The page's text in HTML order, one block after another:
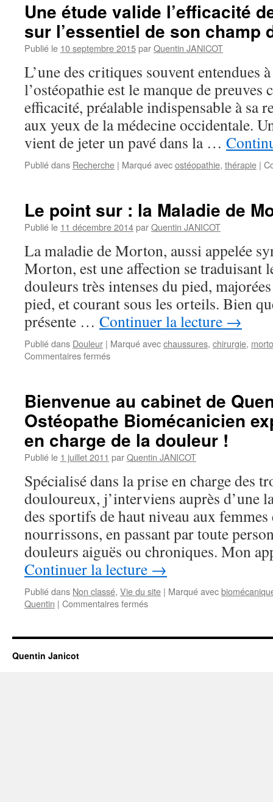
du
Olympique
restent
assurées
pendant
le
Une étude valide l’efficacité
sur l’essentiel de son champ
Publié le 10 septembre 2015parQuentin JANICOT
L’une des critiques souvent entendues
l’ostéopathie est le manque de preuves
efficacité, préalable indispensable à sa
aux yeux de la médecine occidentale.
vient de jeter un pavé dans la …
Publié dans Recherche | Marqué avecostéopathie, thérapie |
Le point sur : la Maladie de
Publié le 11 décembre 2014parQuentin JANICOT
La maladie de Morton, aussi appelée
Morton, est une affection se traduisant
douleurs très intenses du pied,
pied, et courant sous les orteils. Bien
présente … Continuer la lecture →
Publié dans Douleur | Marqué avecchaussures, chirurgie,
Commentaires ferméssur
:
la
Maladie
de
Morton.
Bienvenue au cabinet de
Ostéopathe Biomécanicien
en charge de la douleur !
Publié le 1 juillet 2011 parQuentin JANICOT
Spécialisé dans la prise en charge des
douloureux, j’interviens auprès d’une
des sportifs de haut niveau aux femmes
nourrissons, en passant par toute
douleurs aiguës ou chroniques. Mon
Continuer la lecture →
Publié dans Non classé, Vie du site | Marqué avec
Quentin | Commentaires ferméssur
cabinet
Quentin Janicot